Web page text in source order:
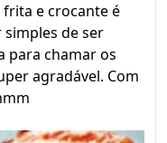
e crocante é
simples de ser
para chamar os
agradável. Com